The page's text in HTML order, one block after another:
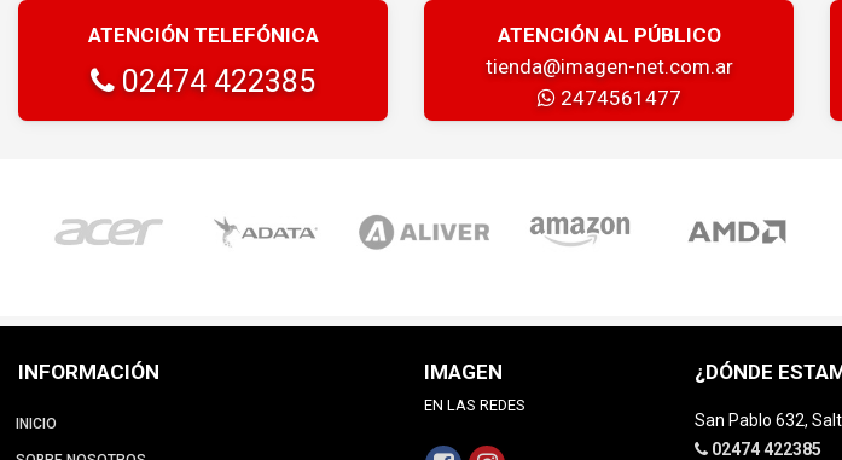
ATENCIÓN TELEFÓNICA
02474 422385
ATENCIÓN AL PÚBLICO
tienda@imagen-net.com.ar
2474561477
INFORMACIÓN
INICIO
IMAGEN
EN LAS REDES
¿DÓNDE
San Pablo 632,
02474 422385